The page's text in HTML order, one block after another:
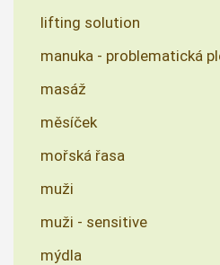
lifting solution
manuka - problematická
masáž
měsíček
mořská řasa
muži
muži - sensitive
mýdla